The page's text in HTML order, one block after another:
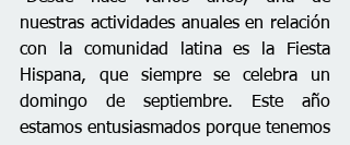
nuestras actividades anuales en relación
con la comunidad latina es la Fiesta
Hispana, que siempre se celebra un
domingo de septiembre. Este año
estamos entusiasmados porque tenemos